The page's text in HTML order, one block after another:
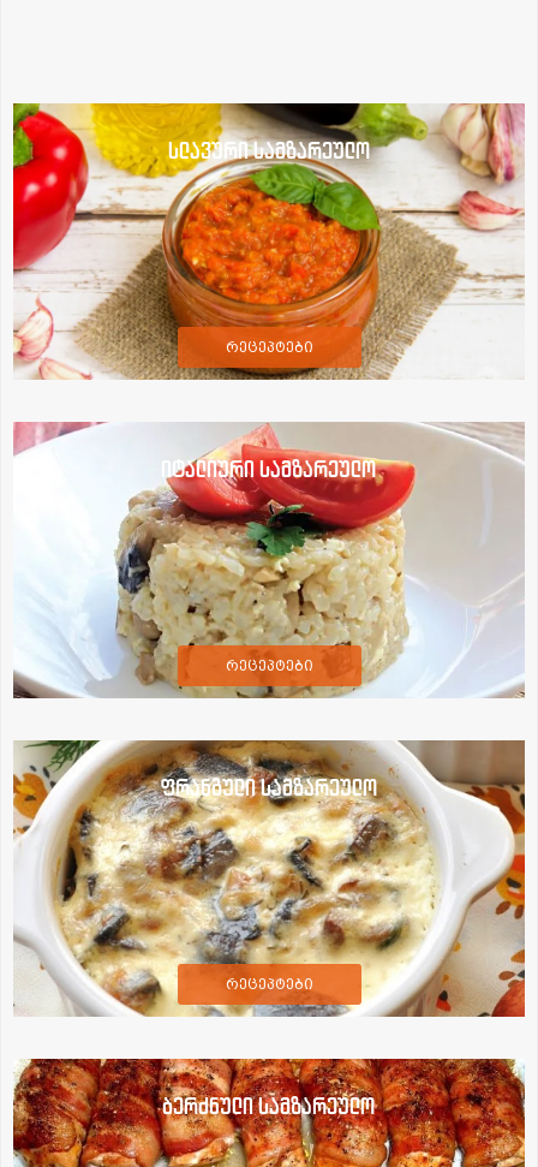
სლავური სამზარეულო
რეცეპტები
იტალიური სამზარეულო
რეცეპტები
ფრანგული სამზარეულო
რეცეპტები
ბერძნული სამზარეულო